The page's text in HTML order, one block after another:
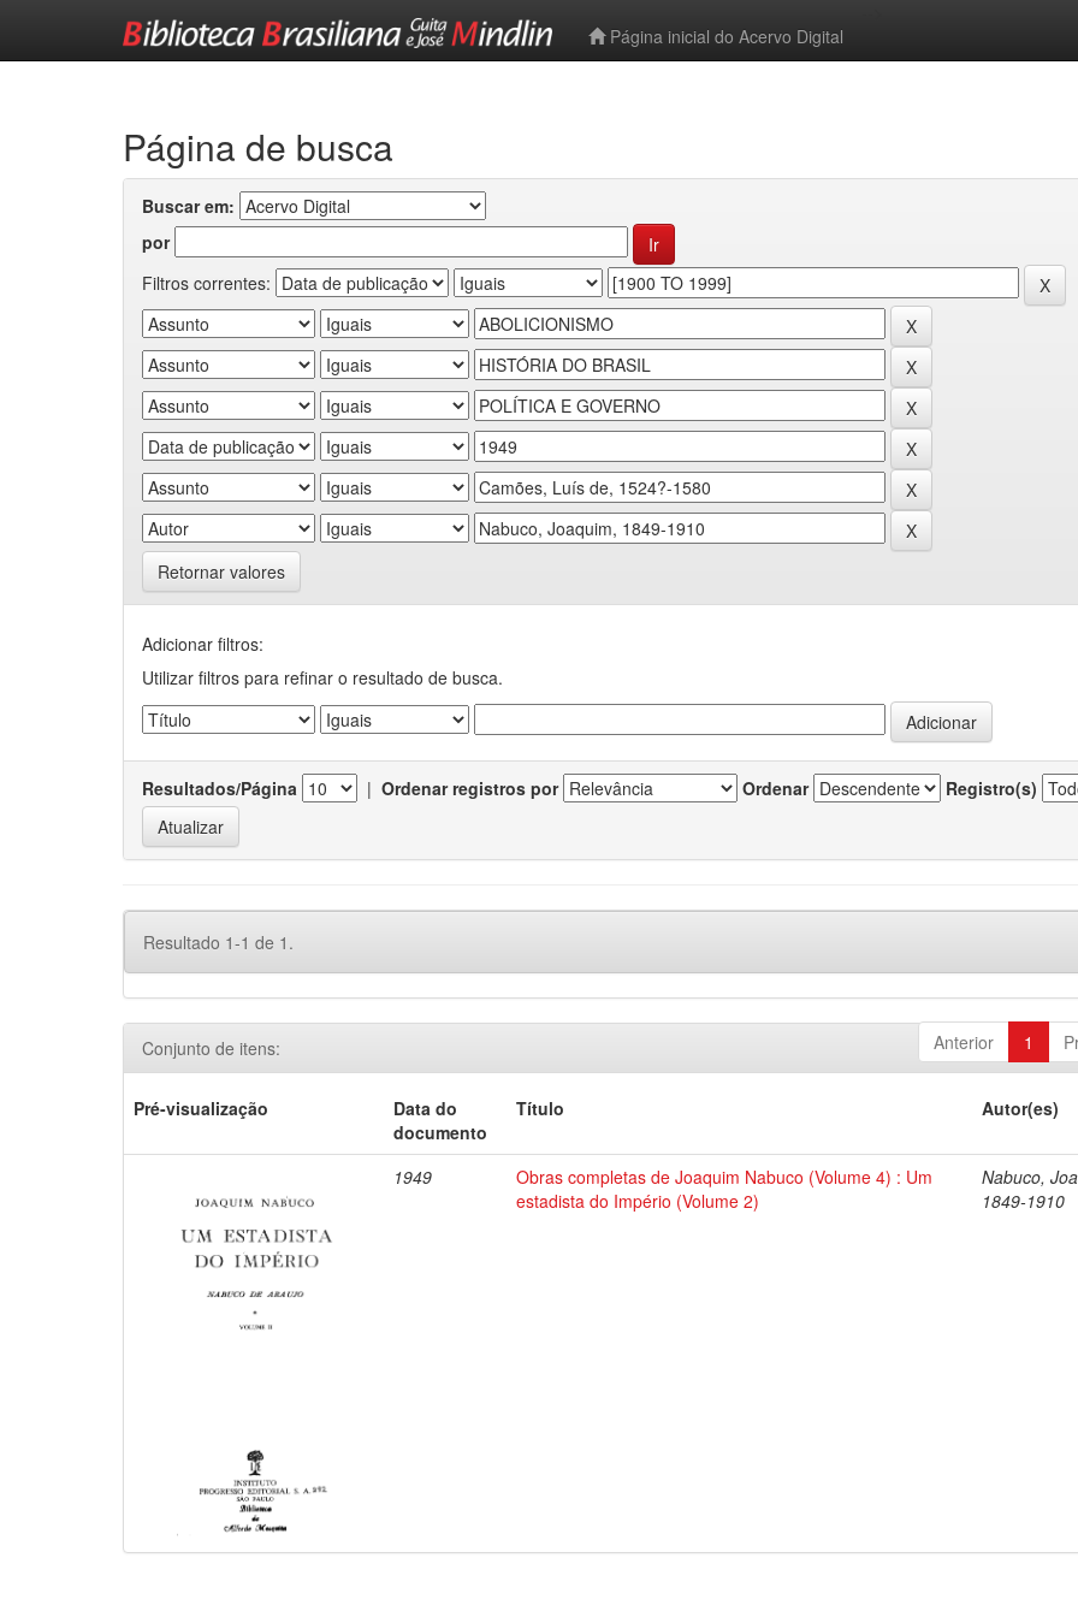
Página inicial do Acervo Digital
Página de busca
Buscar em:
por
Filtros correntes:
Retornar valores
Adicionar filtros:
Utilizar filtros para refinar o resultado de busca.
Resultados/Página | Ordenar registros por Ordenar Registro(s)
Resultado 1-1 de 1.
Anterior 1
Conjunto de itens:
Pré-visualização
Data do
documento
Título Autor(es)
1949
Obras completas de Joaquim Nabuco (Volume 4) : Um
estadista do Império (Volume 2)
Nabuco,
1849-1910